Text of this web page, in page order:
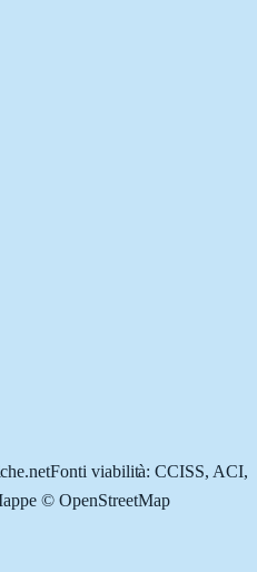
Fonti viabilità: CCISS, ACI,
© OpenStreetMap